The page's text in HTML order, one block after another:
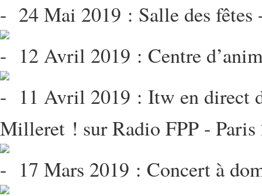
24 Mai 2019 : Salle des
12 Avril 2019 : Centre
11 Avril 2019 : Itw en direct
Milleret ! sur Radio FPP - Paris
17 Mars 2019 : Concert à